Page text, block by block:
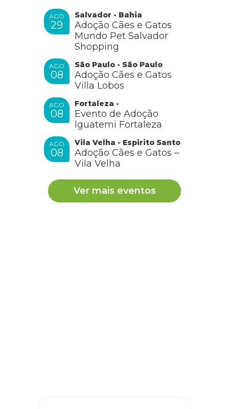
AGO
29
Salvador - Bahia
Adoção Cães e Gatos
Mundo Pet Salvador
Shopping
AGO
08
São Paulo - São Paulo
Adoção Cães e Gatos
Villa Lobos
AGO
08
Fortaleza -
Evento de Adoção
Iguatemi Fortaleza
AGO
08
Vila Velha - Espirito Santo
Adoção Cães e Gatos –
Vila Velha
Ver mais eventos